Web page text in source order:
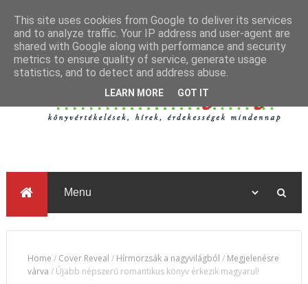
Home / Cover Reveal / Hírmorzsák a nagyvilágból / Megjelenésre
várva / Újabb népszerű romantikus könyv érkezik magyarul!
This site uses cookies from Google to deliver its services
and to analyze traffic. Your IP address and user-agent are
shared with Google along with performance and security
metrics to ensure quality of service, generate usage
statistics, and to detect and address abuse.
LEARN MORE GOT IT